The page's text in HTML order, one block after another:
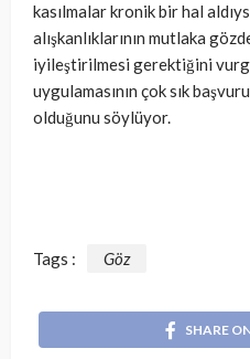
kasılmalar kronik bir hal
alışkanlıklarının mutlaka
iyileştirilmesi gerektiğini
uygulamasının çok sık
olduğunu söylüyor.
Tags : Göz
SHARE